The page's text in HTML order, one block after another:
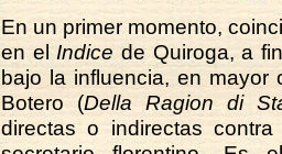
En un primer momento,
en el Indice de Quiroga, a
bajo la influencia, en mayor
Botero (Della Ragion di
directas o indirectas